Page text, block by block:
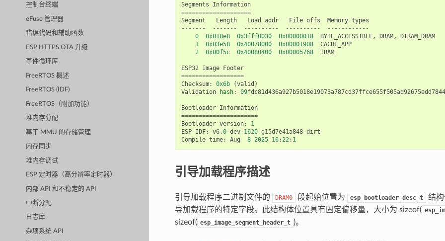
控制台终端
eFuse 管理器
错误代码和辅助函数
ESP HTTPS OTA 升级
事件循环库
FreeRTOS 概述
FreeRTOS (IDF)
FreeRTOS（附加功能）
堆内存分配
基于 MMU 的存储管理
内存同步
堆内存调试
ESP 定时器（高分辨率定时器）
内部 API 和不稳定的 API
中断分配
日志库
杂项系统 API
Segments
Information
====================
Segment
Length Load addr File offs Memory types
-------
------- ---------- ----------
------------
0
0x018e8 0x3fff0030 0x00000018 BYTE_ACCESSIBLE, DRAM,
DIRAM_DRAM
1
0x03e58 0x40078000 0x00001908
CACHE_APP
2
0x00f5c 0x40080400 0x00005768 IRAM
ESP32 Image Footer
==================
Checksum: 0x6b (valid )
Validation
hash: 09
Bootloader Information
======================
Bootloader version:
1
ESP- IDF: v6.0-dev- 1620-g15d7e41a848-dirt
Compile time: Aug 8 2025 16:22: 1
引导加载程序描述
引导加载程序二进制文件的 DRAM0 段起始位置为 esp_bootloader_desc_t
结构
导加载程序的特定字段。此结构体位置具有固定偏移量，大小为 sizeof(
sizeof( esp_image_segment_header_t )。